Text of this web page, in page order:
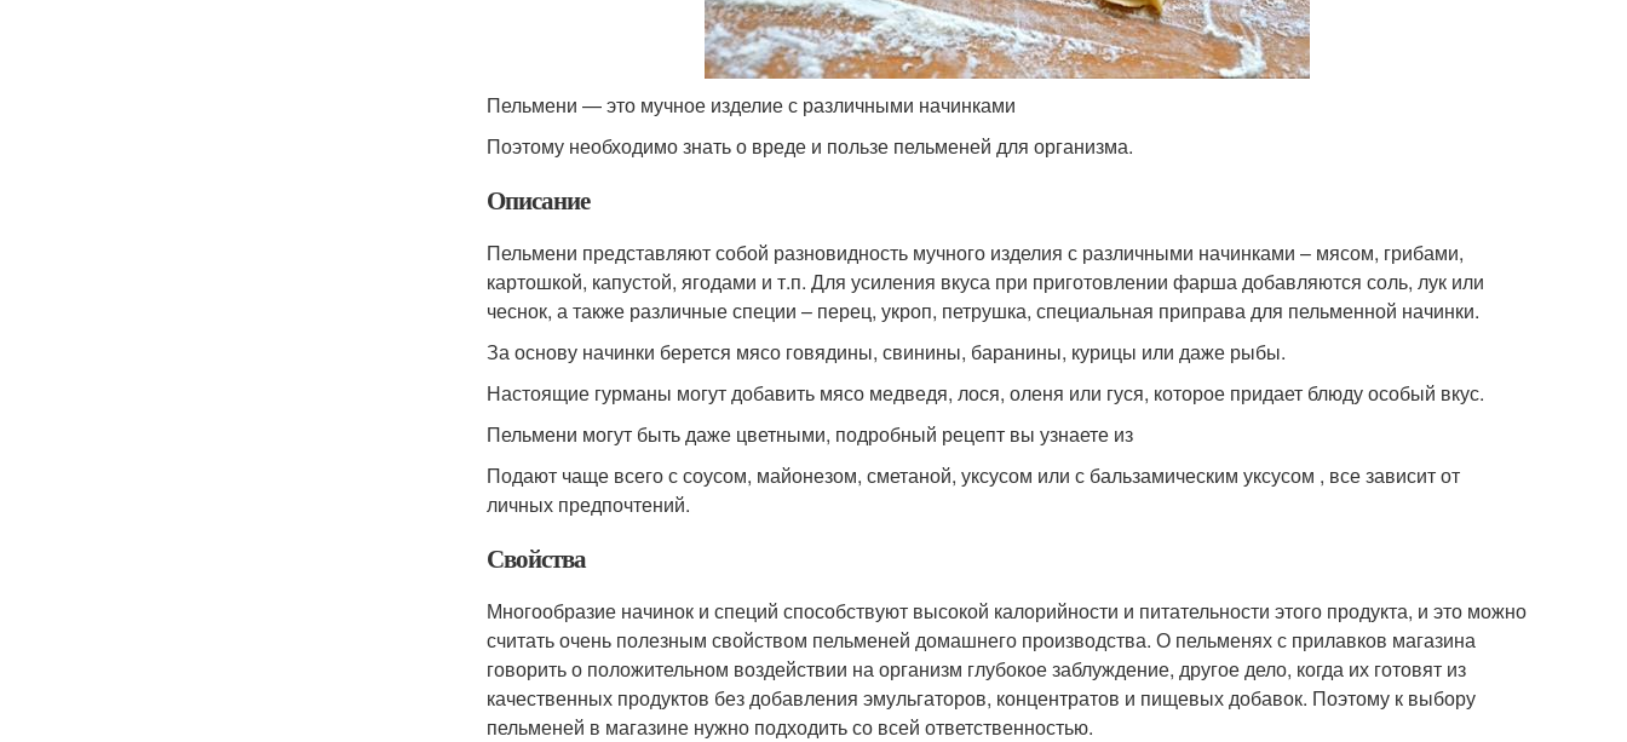
Пельмени — это мучное изделие с различными начинками
Поэтому необходимо знать о вреде и пользе пельменей для организма.
Описание
Пельмени представляют собой разновидность мучного изделия с различными начинками – мясом, грибами,
картошкой, капустой, ягодами и т.п. Для усиления вкуса при приготовлении фарша добавляются соль, лук или
чеснок, а также различные специи – перец, укроп, петрушка, специальная приправа для пельменной начинки.
За основу начинки берется мясо говядины, свинины, баранины, курицы или даже рыбы.
Настоящие гурманы могут добавить мясо медведя, лося, оленя или гуся, которое придает блюду особый вкус.
Пельмени могут быть даже цветными, подробный рецепт вы узнаете из
Подают чаще всего с соусом, майонезом, сметаной, уксусом или с бальзамическим уксусом , все зависит от
личных предпочтений.
Свойства
Многообразие начинок и специй способствуют высокой калорийности и питательности этого продукта, и это можно
считать очень полезным свойством пельменей домашнего производства. О пельменях с прилавков магазина
говорить о положительном воздействии на организм глубокое заблуждение, другое дело, когда их готовят из
качественных продуктов без добавления эмульгаторов, концентратов и пищевых добавок. Поэтому к выбору
пельменей в магазине нужно подходить со всей ответственностью.